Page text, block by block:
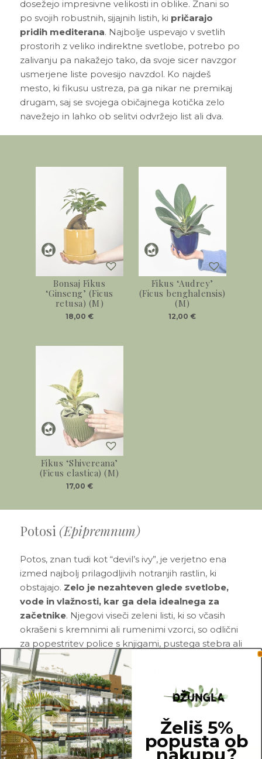
dosežejo impresivne velikosti in oblike. Znani so
po svojih robustnih, sijajnih listih, ki pričarajo
pridih mediterana. Najbolje uspevajo v svetlih
prostorih z veliko indirektne svetlobe, potrebo po
zalivanju pa nakažejo tako, da svoje sicer navzgor
usmerjene liste povesijo navzdol. Ko najdeš
mesto, ki fikusu ustreza, pa ga nikar ne premikaj
drugam, saj se svojega običajnega kotička zelo
navežejo in lahko ob selitvi odvržejo list ali dva.
Bonsaj Fikus
‘Ginseng’ (Ficus
retusa) (M)
18,00 €
Fikus ‘Audrey’
(Ficus benghalensis)
(M)
12,00 €
Fikus ‘Shivereana’
(Ficus elastica) (M)
17,00 €
Potosi (Epipremnum)
Potos, znan tudi kot “devil’s ivy”, je verjetno ena
izmed najbolj prilagodljivih notranjih rastlin, ki
obstajajo. Zelo je nezahteven glede svetlobe,
vode in vlažnosti, kar ga dela idealnega za
začetnike. Njegovi viseči zeleni listi, ki so včasih
okrašeni s kremnimi ali rumenimi vzorci, so odlični
za popestritev police s knjigami, pustega stebra ali
prazne stene v prostoru. Zares hitro rastejo, poleg
tega pa jih jezelo enostavno razmnoževati
en njihov plus je, da njegovi potaknjenci izločajo
rastni hormon, ki spodbuja tudi rast korenin drugih
potaknjencev, ki si z njimi delijo posodico za
ukoreninjanje.
Želiš 5%
popusta ob
nakupu?